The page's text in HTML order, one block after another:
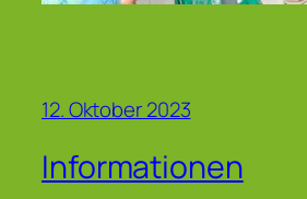
12. Oktober 2023
Informationen